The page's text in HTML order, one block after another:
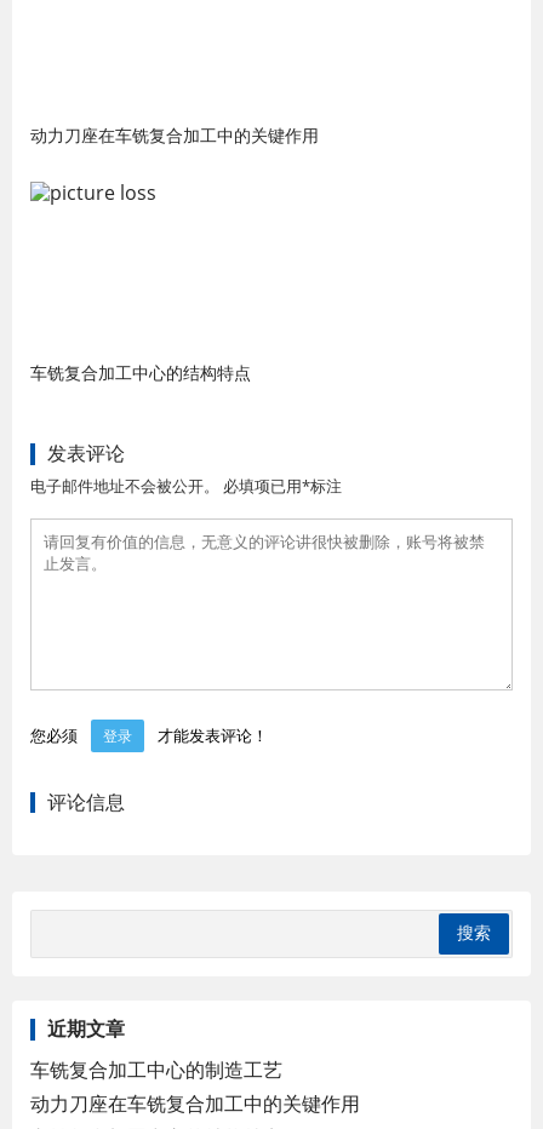
动力刀座在车铣复合加工中的关键作用
车铣复合加工中心的结构特点
发表评论
电子邮件地址不会被公开。 必填项已用*标注
您必须 登录 才能发表评论！
评论信息
近期文章
车铣复合加工中心的制造工艺
动力刀座在车铣复合加工中的关键作用